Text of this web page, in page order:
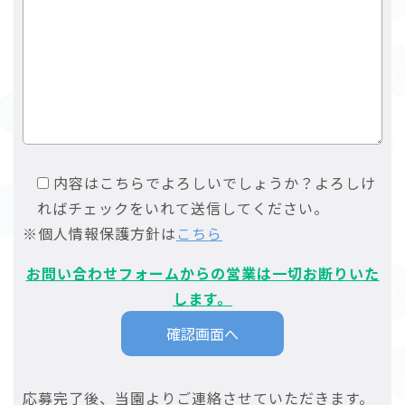
内容はこちらでよろしいでしょうか？よろしけ
ればチェックをいれて送信してください。
※個人情報保護方針は こちら
お問い合わせフォームからの営業は一切お断りいた
します。
応募完了後、当園よりご連絡させていただきます。